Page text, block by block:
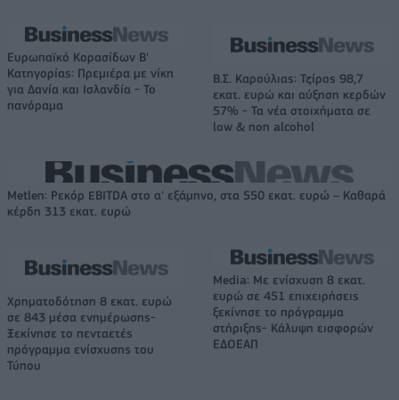
Ευρωπαϊκό Κορασίδων Β'
Κατηγορίας: Πρεμιέρα με νίκη
για Δανία και Ισλανδία - Το
πανόραμα
Β.Σ. Καρούλιας: Τζίρος 98,7
εκατ. ευρώ και αύξηση κερδών
57% - Τα νέα στοιχήματα σε
low & non alcohol
Metlen: Ρεκόρ EBITDA στο α' εξάμηνο, στα 550 εκατ. ευρώ – Καθαρά
κέρδη 313 εκατ. ευρώ
Χρηματοδότηση 8 εκατ. ευρώ
σε 843 μέσα ενημέρωσης-
Ξεκίνησε το πενταετές
πρόγραμμα ενίσχυσης του
Τύπου
Media: Με ενίσχυση 8 εκατ.
ευρώ σε 451 επιχειρήσεις
ξεκίνησε το πρόγραμμα
στήριξης- Κάλυψη εισφορών
ΕΔΟΕΑΠ